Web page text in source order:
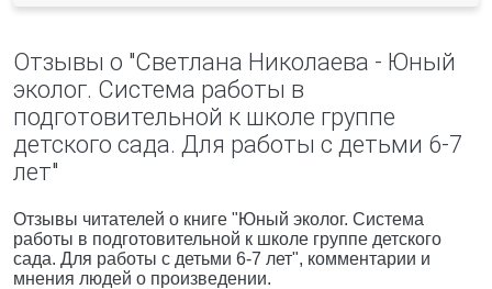
Отзывы о "Светлана Николаева - Юный
эколог. Система работы в
подготовительной к школе группе
детского сада. Для работы с детьми 6-7
лет"
Отзывы читателей о книге "Юный эколог. Система
работы в подготовительной к школе группе детского
сада. Для работы с детьми 6-7 лет", комментарии и
мнения людей о произведении.